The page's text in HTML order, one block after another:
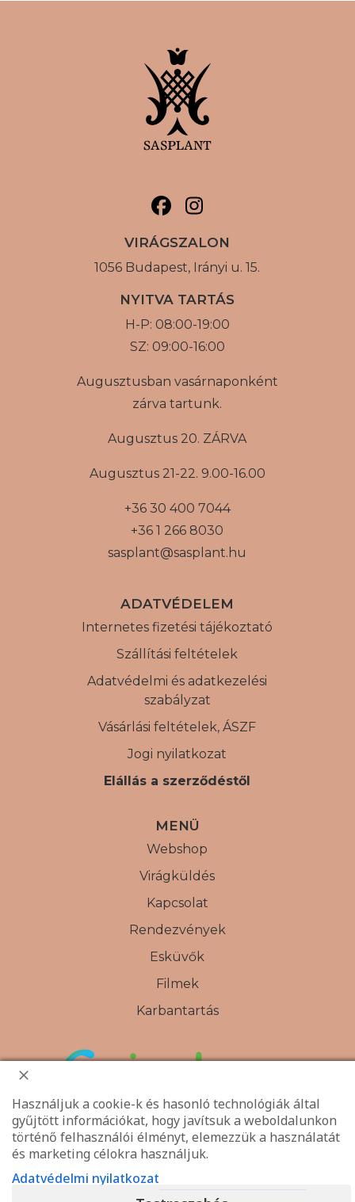
VIRÁGSZALON
1056 Budapest, Irányi u. 15.
NYITVA TARTÁS
H-P: 08:00-19:00
SZ: 09:00-16:00
Augusztusban vasárnaponként
zárva tartunk.
Augusztus 20. ZÁRVA
Augusztus 21-22. 9.00-16.00
+36 30 400 7044
+36 1 266 8030
sasplant@sasplant.hu
ADATVÉDELEM
Internetes fizetési tájékoztató
Szállítási feltételek
Adatvédelmi és adatkezelési
szabályzat
Vásárlási feltételek, ÁSZF
Jogi nyilatkozat
Elállás a szerződéstől
MENÜ
Webshop
Virágküldés
Kapcsolat
Rendezvények
Esküvők
Filmek
Karbantartás
Használjuk a cookie-k és hasonló technológiák által
gyűjtött információkat, hogy javítsuk a weboldalunkon
történő felhasználói élményt, elemezzük a használatát
és marketing célokra használjuk.
Adatvédelmi nyilatkozat